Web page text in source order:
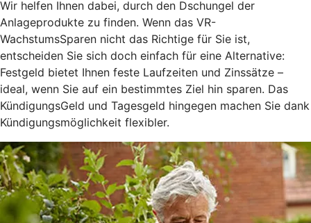
Wir helfen Ihnen dabei, durch den Dschungel der
Anlageprodukte zu finden. Wenn das VR-
WachstumsSparen nicht das Richtige für Sie ist,
entscheiden Sie sich doch einfach für eine Alternative:
Festgeld bietet Ihnen feste Laufzeiten und Zinssätze –
ideal, wenn Sie auf ein bestimmtes Ziel hin sparen. Das
KündigungsGeld und Tagesgeld hingegen machen Sie dank
Kündigungsmöglichkeit flexibler.